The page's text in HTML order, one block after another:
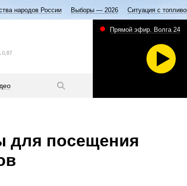
народов России Выборы — 2026 Ситуация с
Прямой эфир. Волга 24
для посещения